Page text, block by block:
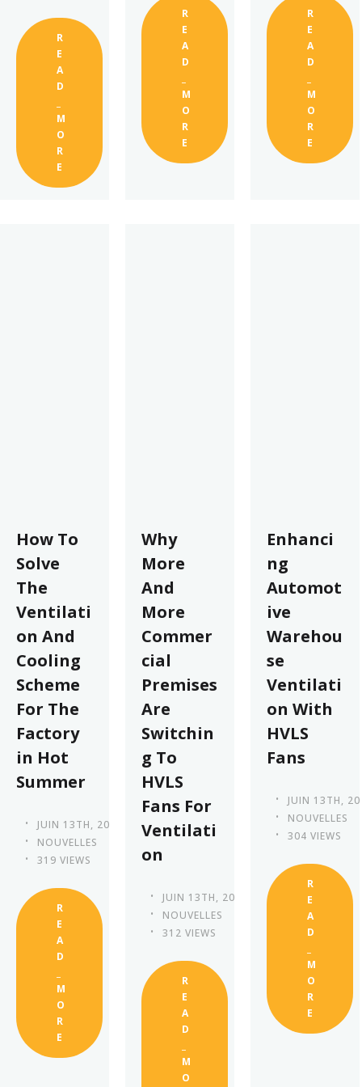
R
E
A
D
M
O
R
E
R
E
A
D
M
O
R
E
R
E
A
D
M
O
R
E
How To
Solve
The
Ventilati
on And
Cooling
Scheme
For The
Factory
in Hot
Summer
JUIN 13TH, 2023
NOUVELLES
319 VIEWS
R
E
A
D
M
O
R
E
Why
More
And
More
Commer
cial
Premises
Are
Switchin
g To
HVLS
Fans For
Ventilati
on
JUIN 13TH, 2023
NOUVELLES
312 VIEWS
R
E
A
D
M
O
Enhanci
ng
Automot
ive
Warehou
se
Ventilati
on With
HVLS
Fans
JUIN 13TH,
NOUVELLES
304 VIEWS
R
E
A
D
M
O
R
E